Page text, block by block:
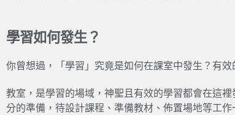
學習如何發生？
你曾想過，「學習」究竟是如何在課室中發生？有
教室，是學習的場域，神聖且有效的學習都會在這
分的準備，待設計課程、準備教材、佈置場地等工